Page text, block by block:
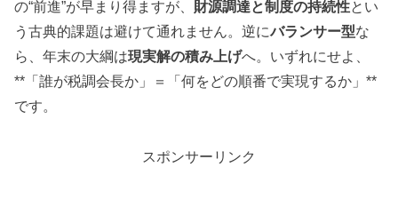
の“前進”が早まり得ますが、 財源調達と制度の持続性とい
う古典的課題は避けて通れません。逆にバランサー型な
ら、年末の大綱は現実解の積み上げへ。いずれにせよ、
**「誰が税調会長か」＝「何をどの順番で実現するか」**
です。
スポンサーリンク